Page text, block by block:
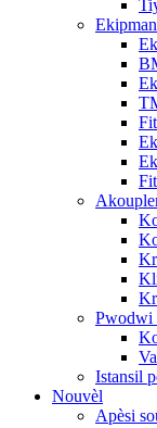
Pwodwi
Istansil
Nouvèl
Apèsi